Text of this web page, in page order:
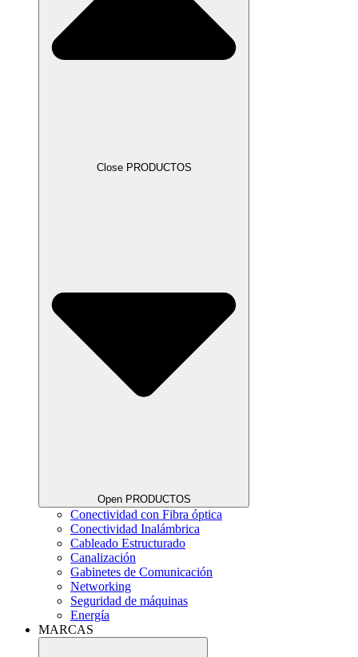
Close PRODUCTOS
Open PRODUCTOS
Conectividad con Fibra óptica
Conectividad Inalámbrica
Cableado Estructurado
Canalización
Gabinetes de Comunicación
Networking
Seguridad de máquinas
Energía
MARCAS